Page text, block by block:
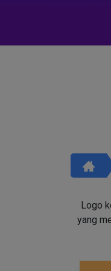
Logo
yang